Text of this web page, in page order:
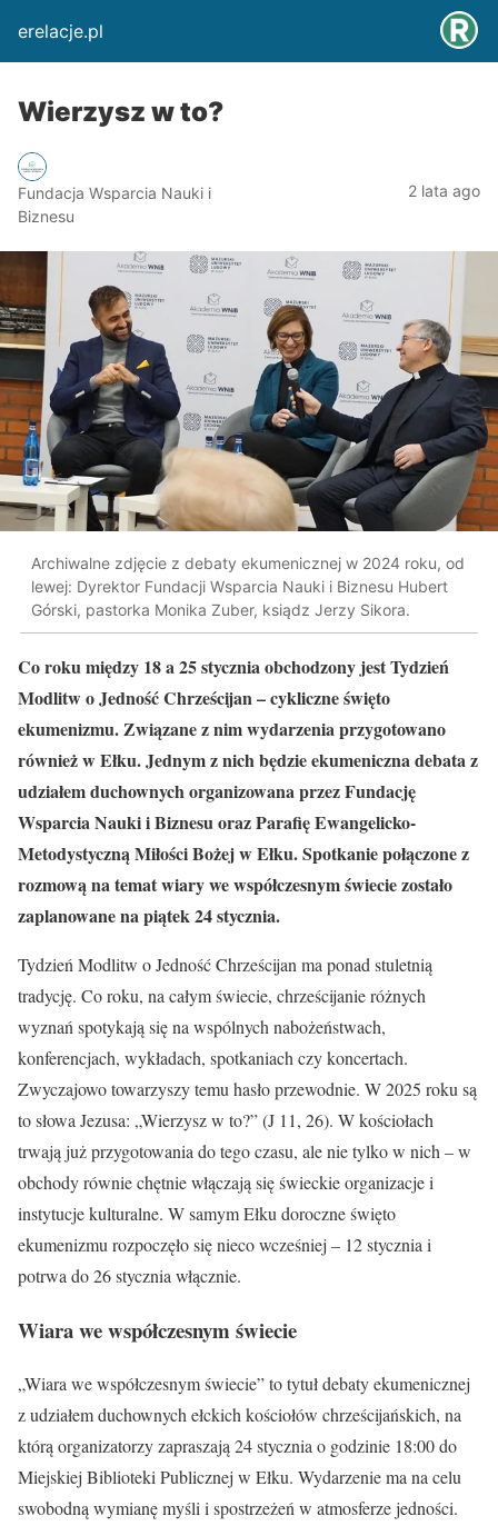
erelacje.pl
Wierzysz w to?
Fundacja Wsparcia Nauki i
Biznesu
2 lata ago
Archiwalne zdjęcie z debaty ekumenicznej w 2024 roku, od
lewej: Dyrektor Fundacji Wsparcia Nauki i Biznesu Hubert
Górski, pastorka Monika Zuber, ksiądz Jerzy Sikora.
Co roku między 18 a 25 stycznia obchodzony jest Tydzień
Modlitw o Jedność Chrześcijan – cykliczne święto
ekumenizmu. Związane z nim wydarzenia przygotowano
również w Ełku. Jednym z nich będzie ekumeniczna debata z
udziałem duchownychorganizowana przez Fundację
Wsparcia Nauki i Biznesu oraz Parafię Ewangelicko-
Metodystyczną Miłości Bożej w Ełku. Spotkanie połączone z
rozmową na temat wiary we współczesnym świecie zostało
zaplanowane na piątek 24 stycznia.
Tydzień Modlitw o Jedność Chrześcijan ma ponad stuletnią
tradycję. Co roku, na całym świecie, chrześcijanie różnych
wyznań spotykają się na wspólnych nabożeństwach,
konferencjach, wykładach, spotkaniach czy koncertach.
Zwyczajowo towarzyszy temu hasło przewodnie. W 2025 roku są
to słowa Jezusa: „Wierzysz w to?” (J 11, 26). W kościołach
trwają już przygotowania do tego czasu, ale nie tylko w nich – w
obchody równie chętnie włączają się świeckie organizacje i
instytucje kulturalne. W samym Ełku doroczne święto
ekumenizmu rozpoczęło się nieco wcześniej – 12 stycznia i
potrwa do 26 stycznia włącznie.
Wiara we współczesnym świecie
„Wiara we współczesnym świecie” to tytuł debaty ekumenicznej
z udziałem duchownych ełckich kościołów chrześcijańskich, na
którą organizatorzy zapraszają 24 stycznia o godzinie 18:00 do
Miejskiej Biblioteki Publicznej w Ełku. Wydarzenie ma na celu
swobodną wymianę myśli i spostrzeżeń w atmosferze jedności.